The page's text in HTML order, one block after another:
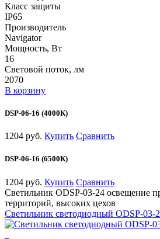
Класс защиты
IP65
Производитель
Navigator
Мощность, Вт
16
Световой поток, лм
2070
В корзину
DSP-06-16 (4000К)
1204 руб. Купить Сравнить
DSP-06-16 (6500К)
1204 руб. Купить Сравнить
Светильник ODSP-03-24 освещение
территорий, высоких цехов
Светильник светодиодный ODSP-03-